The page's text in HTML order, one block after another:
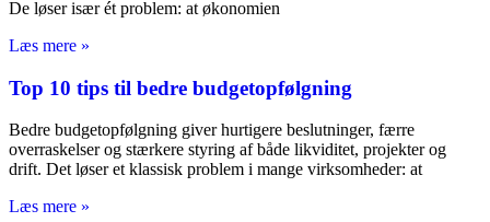
De løser især ét problem: at økonomien
Læs mere »
Top 10 tips til bedre budgetopfølgning
Bedre budgetopfølgning giver hurtigere beslutninger, færre
overraskelser og stærkere styring af både likviditet, projekter og
drift. Det løser et klassisk problem i mange virksomheder: at
Læs mere »